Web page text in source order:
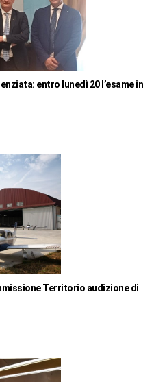
entro lunedì 20 l’esame in
Territorio audizione di